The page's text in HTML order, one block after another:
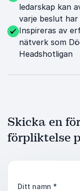
ledarskap kan
varje beslut
Inspireras av
nätverk som
Headshotligan
Skicka en
förpliktelse
Ditt namn *